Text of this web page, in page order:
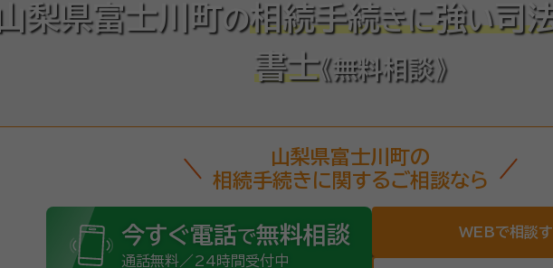
山梨県富士川町の相続手続きに強い司
書士《無料相談》
山梨県富士川町の
相続手続きに関するご相談なら
今すぐ電話で無料相談
通話無料／24時間受付中
WEBで相談